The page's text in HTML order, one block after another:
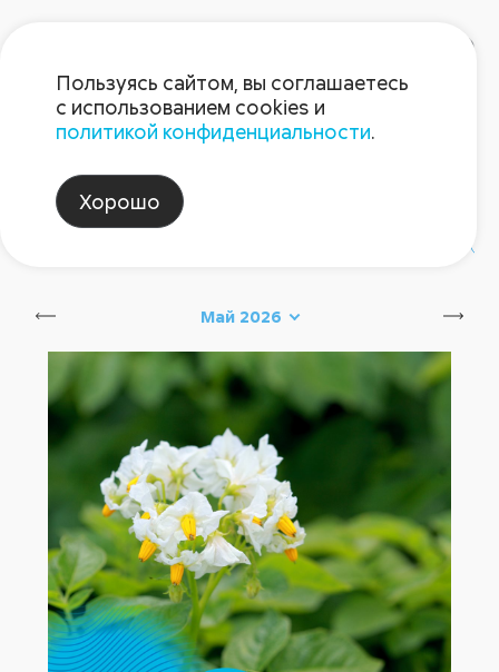
Блог Августа
Май 2026
Пользуясь сайтом, вы соглашаетесь
с использованием cookies и
политикой конфиденциальности.
Хорошо